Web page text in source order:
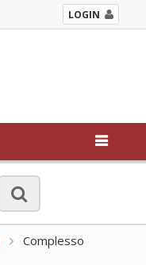
LOGIN
Complesso